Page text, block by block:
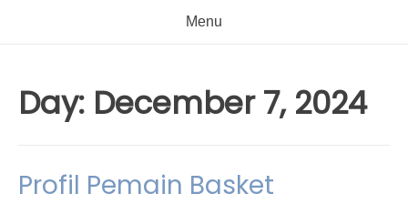
Menu
Day: December 7, 2024
Profil Pemain Basket